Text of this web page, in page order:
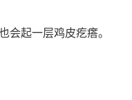
会起一层鸡皮疙瘩。